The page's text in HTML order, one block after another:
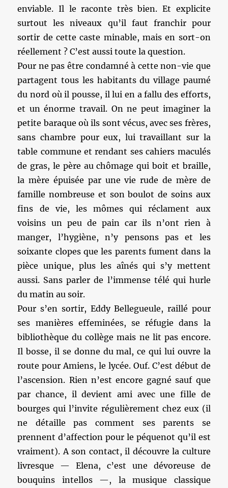
enviable. Il le raconte très bien. Et explicite
surtout les niveaux qu’il faut franchir pour
sortir de cette caste minable, mais en sort-on
réellement ? C’est aussi toute la question.
Pour ne pas être condamné à cette non-vie que
partagent tous les habitants du village paumé
du nord où il pousse, il lui en a fallu des efforts,
et un énorme travail. On ne peut imaginer la
petite baraque où ils sont vécus, avec ses frères,
sans chambre pour eux, lui travaillant sur la
table commune et rendant ses cahiers maculés
de gras, le père au chômage qui boit et braille,
la mère épuisée par une vie rude de mère de
famille nombreuse et son boulot de soins aux
fins de vie, les mômes qui réclament aux
voisins un peu de pain car ils n’ont rien à
manger, l’hygiène, n’y pensons pas et les
soixante clopes que les parents fument dans la
pièce unique, plus les aînés qui s’y mettent
aussi. Sans parler de l’immense télé qui hurle
du matin au soir.
Pour s’en sortir, Eddy Bellegueule, raillé pour
ses manières effeminées, se réfugie dans la
bibliothèque du collège mais ne lit pas encore.
Il bosse, il se donne du mal, ce qui lui ouvre la
route pour Amiens, le lycée. Ouf. C’est début de
l’ascension. Rien n’est encore gagné sauf que
par chance, il devient ami avec une fille de
bourges qui l’invite régulièrement chez eux (il
ne détaille pas comment ses parents se
prennent d’affection pour le péquenot qu’il est
vraiment). A son contact, il découvre la culture
livresque — Elena, c’est une dévoreuse de
bouquins intellos —, la musique classique